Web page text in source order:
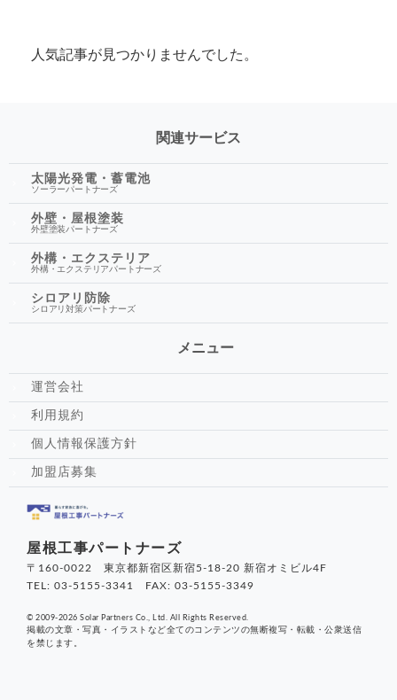
人気記事が見つかりませんでした。
屋根工事パートナーズ
〒160-0022 東京都新宿区新宿5-18-20 新宿オミビル4F
TEL: 03-5155-3341 FAX: 03-5155-3349
運営会社
利用規約
個人情報保護方針
加盟店募集
関連サービス
太陽光発電・蓄電池
ソーラーパートナーズ
外壁・屋根塗装
外壁塗装パートナーズ
外構・エクステリア
外構・エクステリアパートナーズ
シロアリ防除
シロアリ対策パートナーズ
メニュー
© 2009-2026 Solar Partners Co., Ltd. All Rights Reserved.
掲載の文章・写真・イラストなど全てのコンテンツの無断複写・転載・公衆送信
を禁じます。